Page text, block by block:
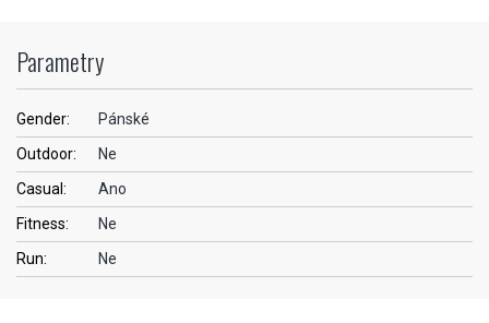
Parametry
Gender:
Pánské
Outdoor:
Ne
Casual:
Ano
Fitness:
Ne
Run:
Ne